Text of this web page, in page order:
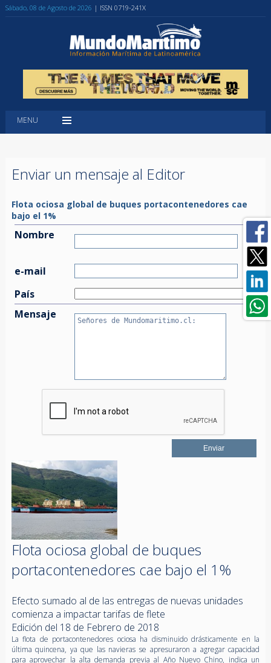
Sábado, 08 de Agosto de 2026 | ISSN 0719-241X
MENU
Enviar un mensaje al Editor
Flota ociosa global de buques portacontenedores cae
bajo el 1%
Nombre
e-mail
País
Mensaje
Flota ociosa global de buques
portacontenedores cae bajo el 1%
Efecto sumado al de las entregas de nuevas unidades
comienza a impactar tarifas de flete
Edición del 18 de Febrero de 2018
La flota de portacontenedores ociosa ha disminuido drásticamente en la
última quincena, ya que las navieras se apresuraron a agregar capacidad
para aprovechar la alta demanda previa al Año Nuevo Chino, indica un